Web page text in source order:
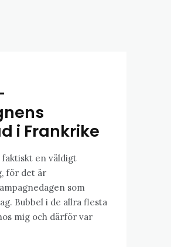
i Frankrike
en väldigt
för det är
som
Bubbel i de allra flesta
mig och därför var